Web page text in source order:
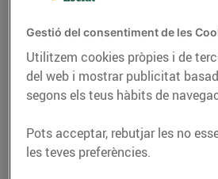
Els
Gestió del consentiment de les
Utilitzem cookies pròpies i de
del web i mostrar publicitat
segons els teus hàbits de
Pots acceptar, rebutjar les no
les teves preferències.